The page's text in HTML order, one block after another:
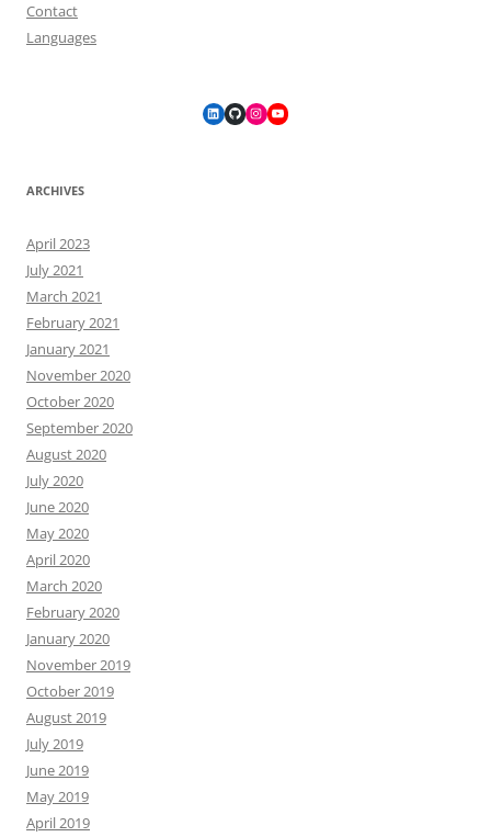
Contact
Languages
LinkedIn
GitHubInstagram
YouTube
ARCHIVES
April 2023
July 2021
March 2021
February 2021
January 2021
November 2020
October 2020
September 2020
August 2020
July 2020
June 2020
May 2020
April 2020
March 2020
February 2020
January 2020
November 2019
October 2019
August 2019
July 2019
June 2019
May 2019
April 2019